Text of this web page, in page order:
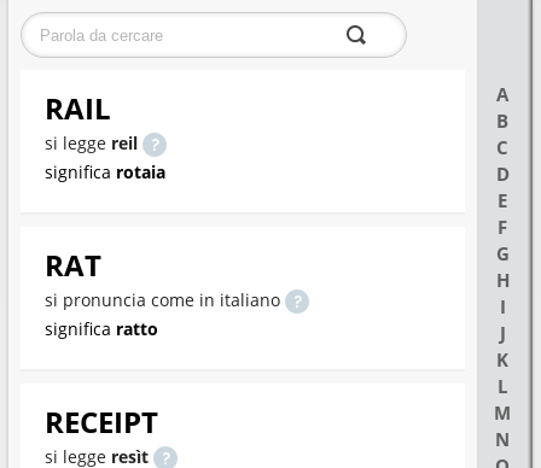
A
B
C
D
E
F
G
H
I
J
K
L
M
N
RAIL
si legge reil
significa rotaia
RAT
si pronuncia come in italiano
significa ratto
RECEIPT
si legge resìt